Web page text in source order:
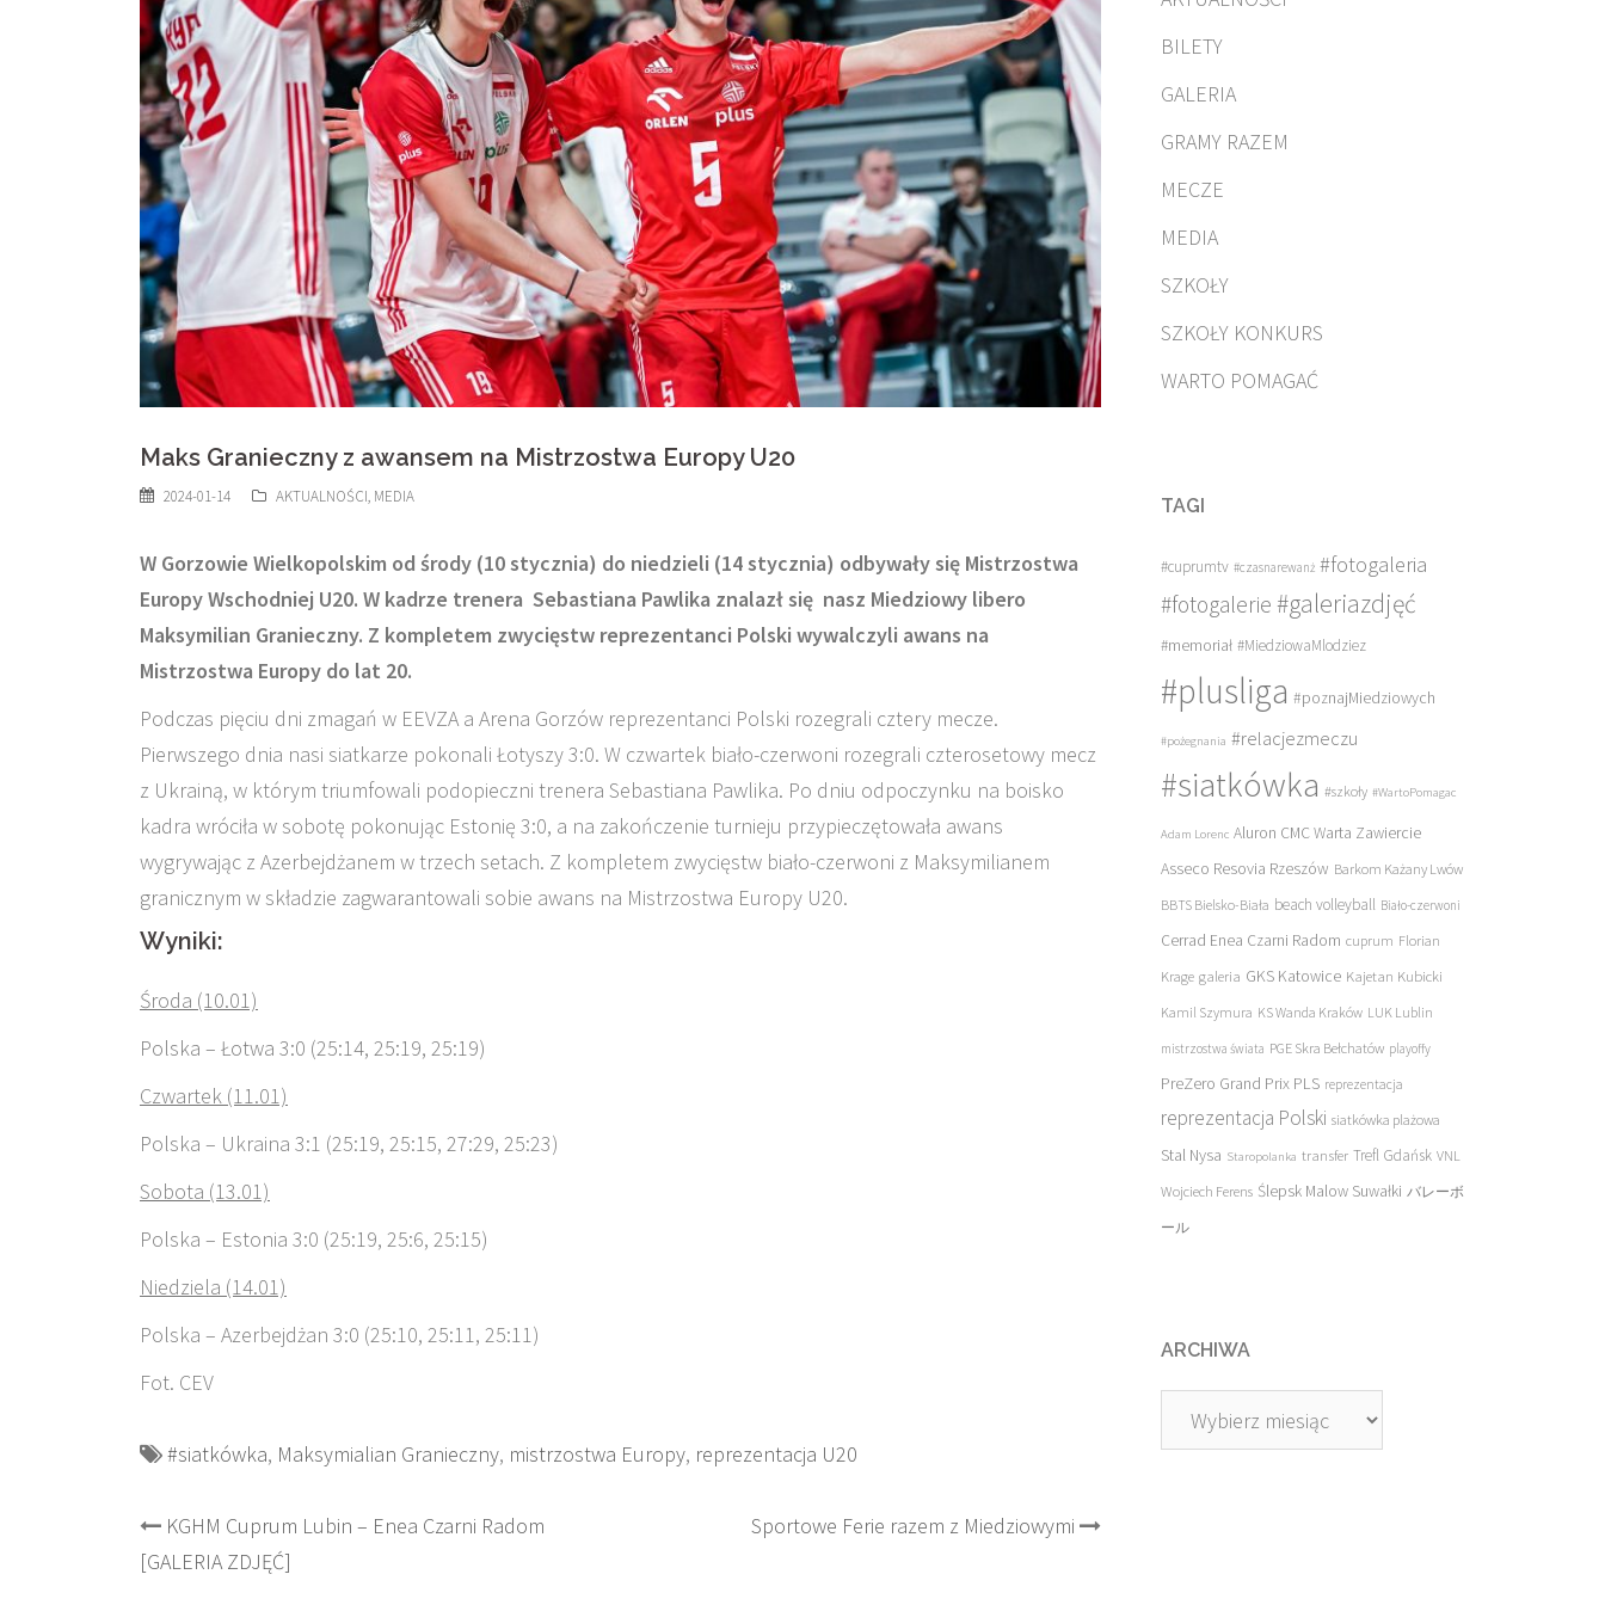
Maks Granieczny z awansem na Mistrzostwa Europy U20
2024-01-14 AKTUALNOŚCI, MEDIA
W Gorzowie Wielkopolskim od środy (10 stycznia) do niedzieli (14 stycznia) odbywały się Mistrzostwa
Europy Wschodniej U20. W kadrze trenera Sebastiana Pawlika znalazł się nasz Miedziowy libero
Maksymilian Granieczny. Z kompletem zwycięstw reprezentanci Polski wywalczyli awans na
Mistrzostwa Europy do lat 20.
Podczas pięciu dni zmagań w EEVZA a Arena Gorzów reprezentanci Polski rozegrali cztery mecze.
Pierwszego dnia nasi siatkarze pokonali Łotyszy 3:0. W czwartek biało-czerwoni rozegrali czterosetowy mecz
z Ukrainą, w którym triumfowali podopieczni trenera Sebastiana Pawlika. Po dniu odpoczynku na boisko
kadra wróciła w sobotę pokonując Estonię 3:0, a na zakończenie turnieju przypieczętowała awans
wygrywając z Azerbejdżanem w trzech setach. Z kompletem zwycięstw biało-czerwoni z Maksymilianem
granicznym w składzie zagwarantowali sobie awans na Mistrzostwa Europy U20.
Wyniki:
Środa (10.01)
Polska – Łotwa 3:0 (25:14, 25:19, 25:19)
Czwartek (11.01)
Polska – Ukraina 3:1 (25:19, 25:15, 27:29, 25:23)
Sobota (13.01)
Polska – Estonia 3:0 (25:19, 25:6, 25:15)
Niedziela (14.01)
Polska – Azerbejdżan 3:0 (25:10, 25:11, 25:11)
Fot. CEV
#siatkówka, Maksymialian Granieczny, mistrzostwa Europy, reprezentacja U20
Post
navigation
KGHM Cuprum Lubin – Enea Czarni Radom
[GALERIA ZDJĘĆ]
Sportowe Ferie razem z Miedziowymi
BILETY
GALERIA
GRAMY RAZEM
MECZE
MEDIA
SZKOŁY
SZKOŁY KONKURS
WARTO POMAGAĆ
TAGI
#cuprumtv #czasnarewanż #fotogaleria
#fotogalerie #galeriazdjęć
#memoriał #MiedziowaMlodziez
#plusliga #poznajMiedziowych
#pożegnania #relacjezmeczu
#siatkówka #szkoły #WartoPomagac
Adam Lorenc Aluron CMC Warta Zawiercie
Asseco Resovia Rzeszów Barkom Każany Lwów
BBTS Bielsko-Biała beach volleyball Biało-czerwoni
Cerrad Enea Czarni Radom cuprum Florian
Krage galeria GKS Katowice Kajetan Kubicki
Kamil Szymura KS Wanda Kraków LUK Lublin
mistrzostwa świata PGE Skra Bełchatów playoffy
PreZero Grand Prix PLS reprezentacja
reprezentacja Polski siatkówka plażowa
Stal Nysa Staropolanka transfer Trefl Gdańsk VNL
Wojciech Ferens Ślepsk Malow Suwałki バレーボ
ール
ARCHIWA
Archiwa